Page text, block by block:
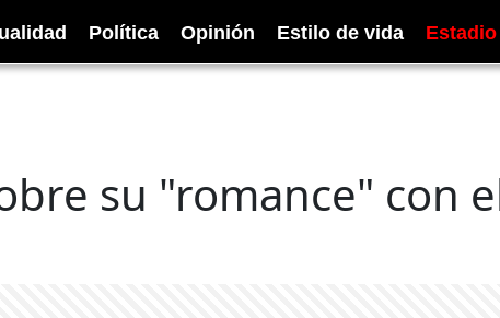
Política Opinión Estilo de vida Estadio
su "romance" con